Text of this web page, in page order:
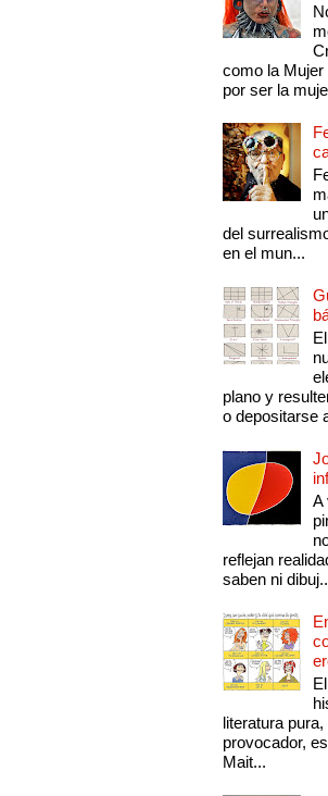
como la
por ser la
del
en el mun...
plano y
o depositarse
A
reflejan
saben ni
literatura
provocador,
Mait...